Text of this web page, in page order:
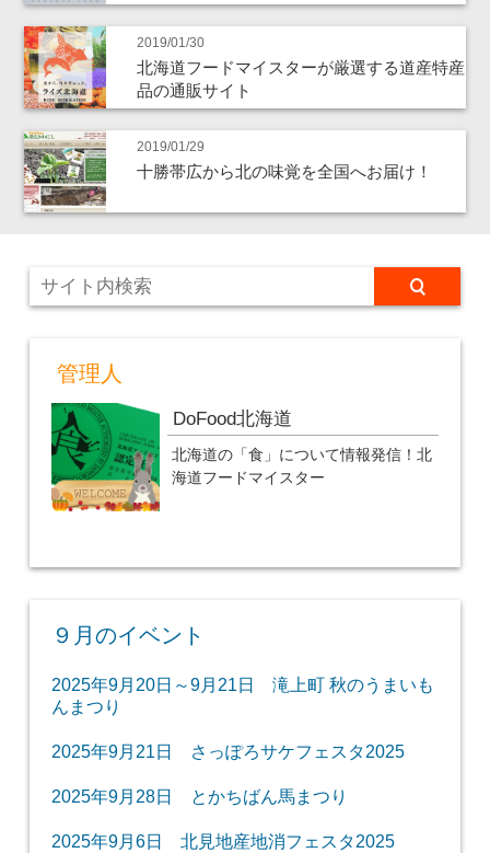
2019/01/30
北海道フードマイスターが厳選する道産特産
品の通販サイト
2019/01/29
十勝帯広から北の味覚を全国へお届け！
管理人
DoFood北海道
北海道の「食」について情報発信！北
海道フードマイスター
９月のイベント
2025年9月20日～9月21日 滝上町 秋のうまいも
んまつり
2025年9月21日 さっぽろサケフェスタ2025
2025年9月28日 とかちばん馬まつり
2025年9月6日 北見地産地消フェスタ2025